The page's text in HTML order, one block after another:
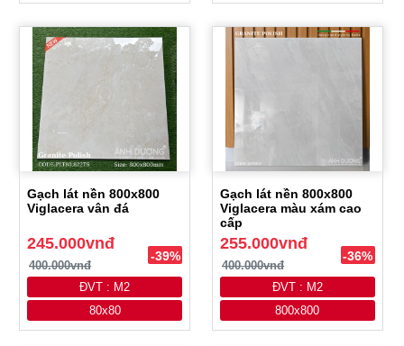
Gạch lát nền 800x800
Viglacera vân đá
245.000vnđ
400.000vnđ
-39%
ĐVT : M2
80x80
Gạch lát nền 800x800
Viglacera màu xám cao
cấp
255.000vnđ
400.000vnđ
-36%
ĐVT : M2
800x800